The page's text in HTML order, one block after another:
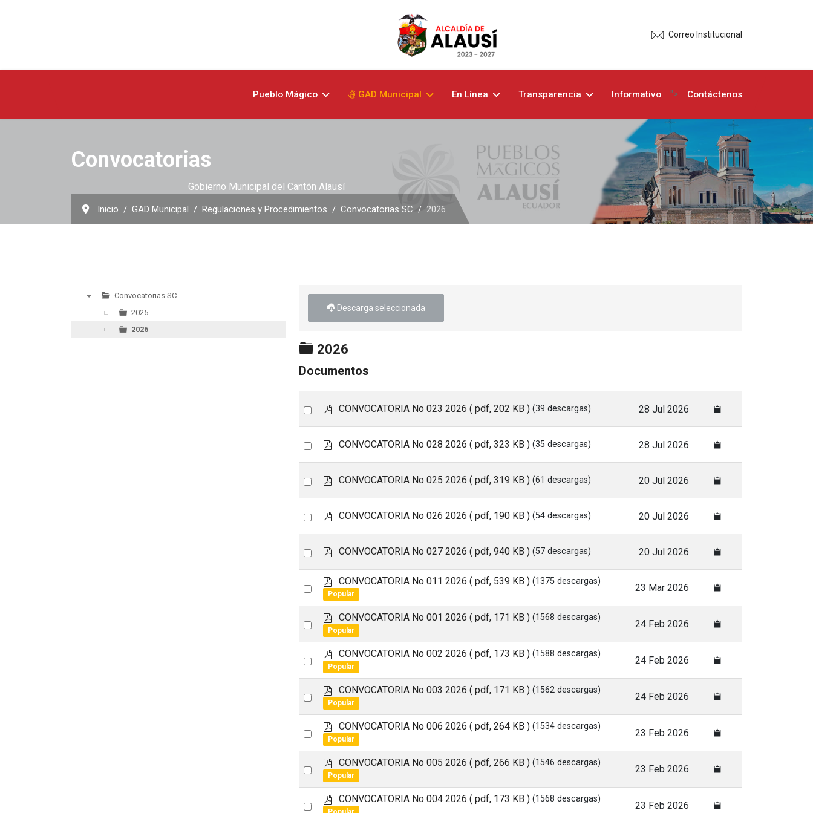
Correo Institucional
Pueblo Mágico GAD Municipal En Línea Transparencia Informativo "> Contáctenos
Convocatorias
Gobierno Municipal del Cantón Alausí
Inicio GAD Municipal Regulaciones y Procedimientos Convocatorias SC 2026
Convocatorias SC
2025
2026
Descarga seleccionada
Carpeta
2026
Documentos
Select
an
item
pCONVOCATORIA No 023 2026 ( pdf, 202 KB ) (39 descargas) 28 Jul 2026
Select
an
item
pCONVOCATORIA No 028 2026 ( pdf, 323 KB ) (35 descargas) 28 Jul 2026
Select
an
item
pCONVOCATORIA No 025 2026 ( pdf, 319 KB ) (61 descargas) 20 Jul 2026
Select
an
item
pCONVOCATORIA No 026 2026 ( pdf, 190 KB ) (54 descargas) 20 Jul 2026
Select
an
item
pCONVOCATORIA No 027 2026 ( pdf, 940 KB ) (57 descargas) 20 Jul 2026
Select
an
item
p
d
f
CONVOCATORIA No 011 2026 ( pdf, 539 KB ) (1375 descargas)
Popular
23 Mar 2026
Select
an
item
p
d
f
CONVOCATORIA No 001 2026 ( pdf, 171 KB ) (1568 descargas)
Popular
24 Feb 2026
Select
an
item
p
d
f
CONVOCATORIA No 002 2026 ( pdf, 173 KB ) (1588 descargas)
Popular
24 Feb 2026
Select
an
item
p
d
f
CONVOCATORIA No 003 2026 ( pdf, 171 KB ) (1562 descargas)
Popular
24 Feb 2026
Select
an
item
p
d
f
CONVOCATORIA No 006 2026 ( pdf, 264 KB ) (1534 descargas)
Popular
23 Feb 2026
Select
an
item
p
d
f
CONVOCATORIA No 005 2026 ( pdf, 266 KB ) (1546 descargas)
Popular
23 Feb 2026
Select
p
d
CONVOCATORIA No 004 2026 ( pdf, 173 KB ) (1568 descargas)
23 Feb 2026